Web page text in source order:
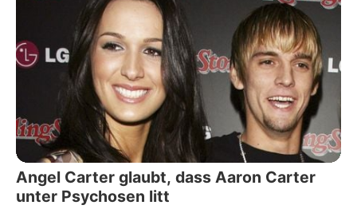
Angel Carter glaubt, dass Aaron Carter
unter Psychosen litt